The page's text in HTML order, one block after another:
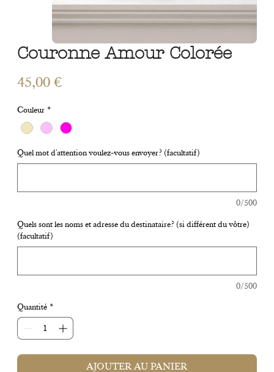
Couronne Amour Colorée
45,00 €Prix
Couleur *
Quel mot d'attention voulez-vous envoyer? (facultatif)
0/500
Quels sont les noms et adresse du destinataire? (si différent du vôtre)
(facultatif)
0/500
Quantité *
AJOUTER AU PANIER